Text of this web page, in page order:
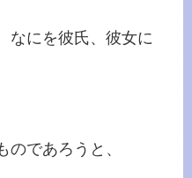
なにを彼氏、彼女に
であろうと、